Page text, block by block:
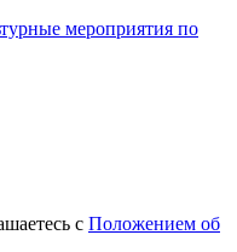
мероприятия по
с Положением об